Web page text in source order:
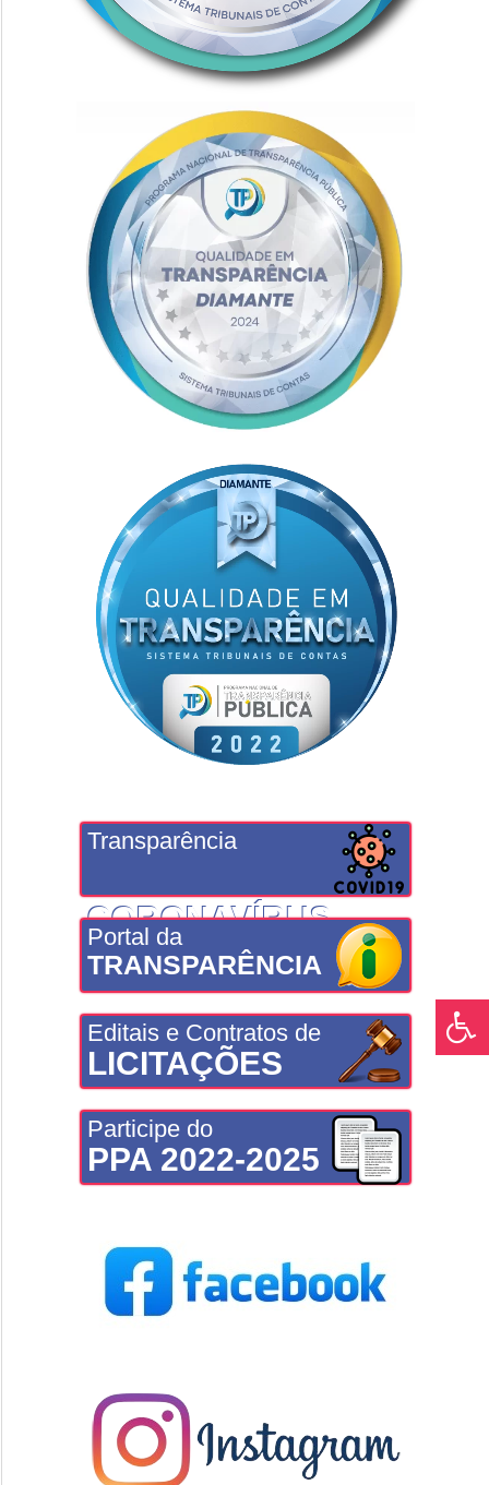
Transparência
CORONAVÍRUS
Portal da
TRANSPARÊNCIA
Editais e Contratos de
LICITAÇÕES
Participe do
PPA 2022-2025